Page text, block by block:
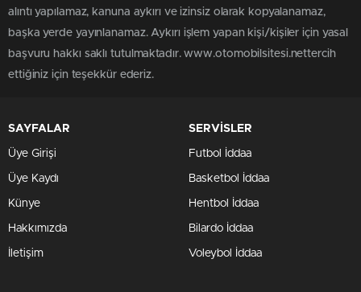
alıntı yapılamaz, kanuna aykırı ve izinsiz olarak kopyalanamaz,
başka yerde yayınlanamaz. Aykırı işlem yapan kişi/kişiler için yasal
başvuru hakkı saklı tutulmaktadır. www.otomobilsitesi.nettercih
ettiğiniz için teşekkür ederiz.
SAYFALAR
Üye Girişi
Üye Kaydı
Künye
Hakkımızda
İletişim
SERVİSLER
Futbol İddaa
Basketbol İddaa
Hentbol İddaa
Bilardo İddaa
Voleybol İddaa